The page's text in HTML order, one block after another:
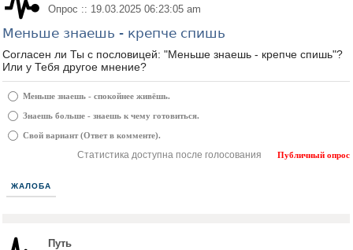
Опрос :: 19.03.2025 06:23:05 am
Меньше знаешь - крепче спишь
Согласен ли Ты с пословицей: "Меньше знаешь - крепче спишь"?
Или у Тебя другое мнение?
Меньше знаешь - спокойнее живёшь.
Знаешь больше - знаешь к чему готовиться.
Свой вариант (Ответ в комменте).
Статистика доступна после голосования Публичный опрос
ЖАЛОБА
Путь